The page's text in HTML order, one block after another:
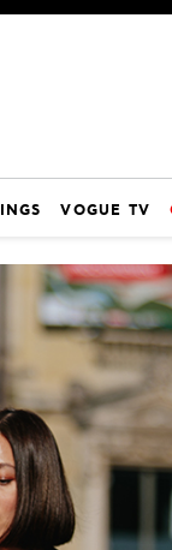
VOGUE TV